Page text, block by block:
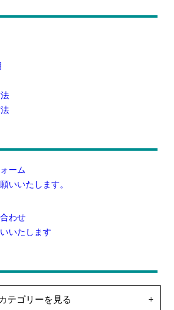
ーム
いいたします。
わせ
いたします
カテゴリーを見る